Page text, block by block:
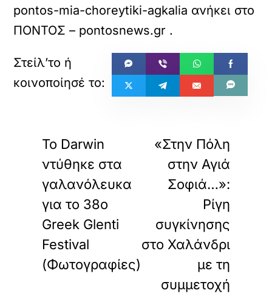
pontos-mia-choreytiki-agkalia ανήκει στο
ΠΟΝΤΟΣ – pontosnews.gr .
Το Darwin
ντύθηκε στα
γαλανόλευκα
για το 38ο
Greek Glenti
Festival
(Φωτογραφίες)
«Στην Πόλη
στην Αγιά
Σοφιά…»:
Ρίγη
συγκίνησης
στο Χαλάνδρι
με τη
συμμετοχή